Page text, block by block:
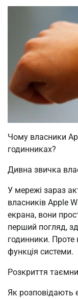
Чому власники
годинниках?
Дивна звичка
У мережі зараз
власників Apple
екрана, вони
перший погляд,
годинники. Проте
функція системи.
Розкриття
Як розповідають